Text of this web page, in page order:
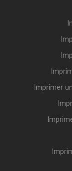
Imprimer